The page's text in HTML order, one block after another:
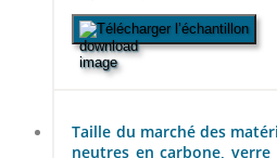
Télécharger l’échantillon
Taille du marché des
neutres en carbone,